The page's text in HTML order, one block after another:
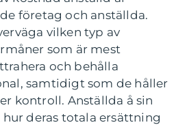
företag och anställda.
vilken typ av
som är mest
och behålla
samtidigt som de håller
kontroll. Anställda å sin
deras totala ersättning